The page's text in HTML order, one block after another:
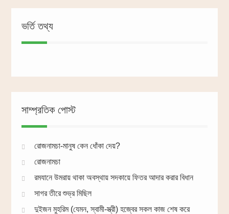
ভর্তি তথ্য
সাম্প্রতিক পোস্ট
রোজনামচা-মানুষ কেন ধোঁকা দেয়?
রোজনামচা
রমযানে উমরায় থাকা অবস্থায় সদকায়ে ফিতর আদার করার বিধান
সাগর তীরে শুভ্র মিছিল
দুইজন মুহরিম (যেমন, স্বামী-স্ত্রী) হজ্বের সকল কাজ শেষ করে